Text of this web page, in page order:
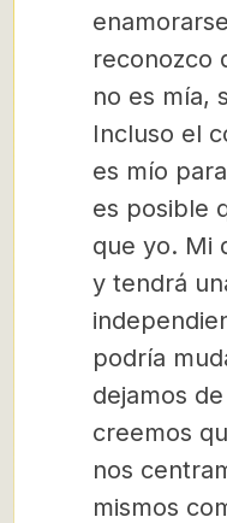
reconozco
no es mía,
Incluso el
es mío
es posible
que yo. Mi
y tendrá
podría
dejamos
creemos
nos
mismos